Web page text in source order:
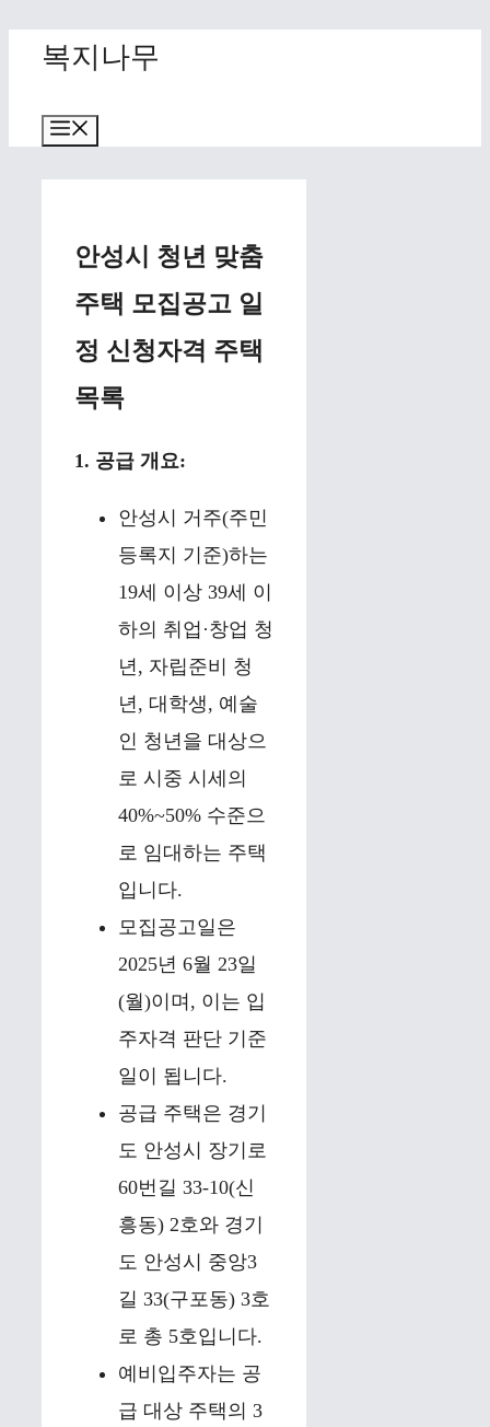
content
복지나무
안성시 청년 맞춤
주택 모집공고 일
정 신청자격 주택
목록
1. 공급 개요:
안성시 거주(주민
등록지 기준)하는
19세 이상 39세 이
하의 취업·창업 청
년, 자립준비 청
년, 대학생, 예술
인 청년을 대상으
로 시중 시세의
40%~50% 수준으
로 임대하는 주택
입니다.
모집공고일은
2025년 6월 23일
(월)이며, 이는 입
주자격 판단 기준
일이 됩니다.
공급 주택은 경기
도 안성시 장기로
60번길 33-10(신
흥동) 2호와 경기
도 안성시 중앙3
길 33(구포동) 3호
로 총 5호입니다.
예비입주자는 공
급 대상 주택의 3